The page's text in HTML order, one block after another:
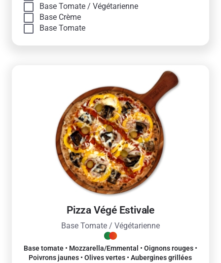
Base Tomate / Végétarienne
Base Crème
Base Tomate
Pizza Végé Estivale
Base Tomate / Végétarienne
Base tomate • Mozzarella/Emmental • Oignons rouges •
Poivrons jaunes • Olives vertes • Aubergines grillées